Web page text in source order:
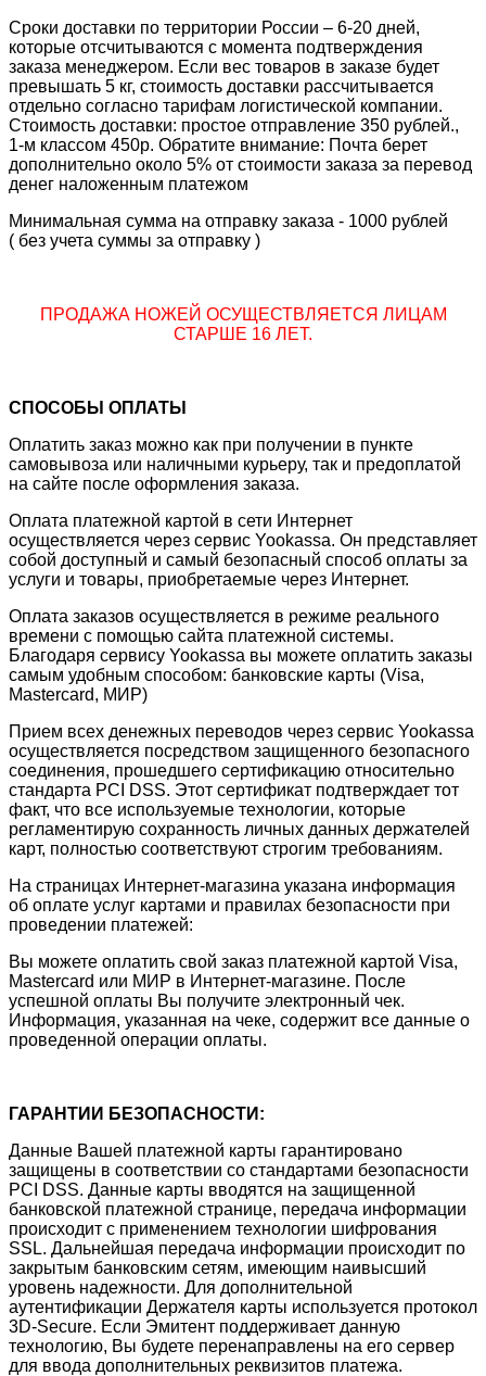
Сроки доставки по территории России – 6-20 дней,
которые отсчитываются с момента подтверждения
заказа менеджером. Если вес товаров в заказе будет
превышать 5 кг, стоимость доставки рассчитывается
отдельно согласно тарифам логистической компании.
Стоимость доставки: простое отправление 350 рублей.,
1-м классом 450р. Обратите внимание: Почта берет
дополнительно около 5% от стоимости заказа за перевод
денег наложенным платежом
Минимальная сумма на отправку заказа - 1000 рублей
( без учета суммы за отправку )
ПРОДАЖА НОЖЕЙ ОСУЩЕСТВЛЯЕТСЯ ЛИЦАМ
СТАРШЕ 16 ЛЕТ.
СПОСОБЫ ОПЛАТЫ
Оплатить заказ можно как при получении в пункте
самовывоза или наличными курьеру, так и предоплатой
на сайте после оформления заказа.
Оплата платежной картой в сети Интернет
осуществляется через сервис Yookassa. Он представляет
собой доступный и самый безопасный способ оплаты за
услуги и товары, приобретаемые через Интернет.
Оплата заказов осуществляется в режиме реального
времени с помощью сайта платежной системы.
Благодаря сервису Yookassa вы можете оплатить заказы
самым удобным способом: банковские карты (Visa,
Mastercard, МИР)
Прием всех денежных переводов через сервис Yookassa
осуществляется посредством защищенного безопасного
соединения, прошедшего сертификацию относительно
стандарта PCI DSS. Этот сертификат подтверждает тот
факт, что все используемые технологии, которые
регламентирую сохранность личных данных держателей
карт, полностью соответствуют строгим требованиям.
На страницах Интернет-магазина указана информация
об оплате услуг картами и правилах безопасности при
проведении платежей:
Вы можете оплатить свой заказ платежной картой Visa,
Mastercard или МИР в Интернет-магазине. После
успешной оплаты Вы получите электронный чек.
Информация, указанная на чеке, содержит все данные о
проведенной операции оплаты.
ГАРАНТИИ БЕЗОПАСНОСТИ:
Данные Вашей платежной карты гарантировано
защищены в соответствии со стандартами безопасности
PCI DSS. Данные карты вводятся на защищенной
банковской платежной странице, передача информации
происходит с применением технологии шифрования
SSL. Дальнейшая передача информации происходит по
закрытым банковским сетям, имеющим наивысший
уровень надежности. Для дополнительной
аутентификации Держателя карты используется протокол
3D-Secure. Если Эмитент поддерживает данную
технологию, Вы будете перенаправлены на его сервер
для ввода дополнительных реквизитов платежа.